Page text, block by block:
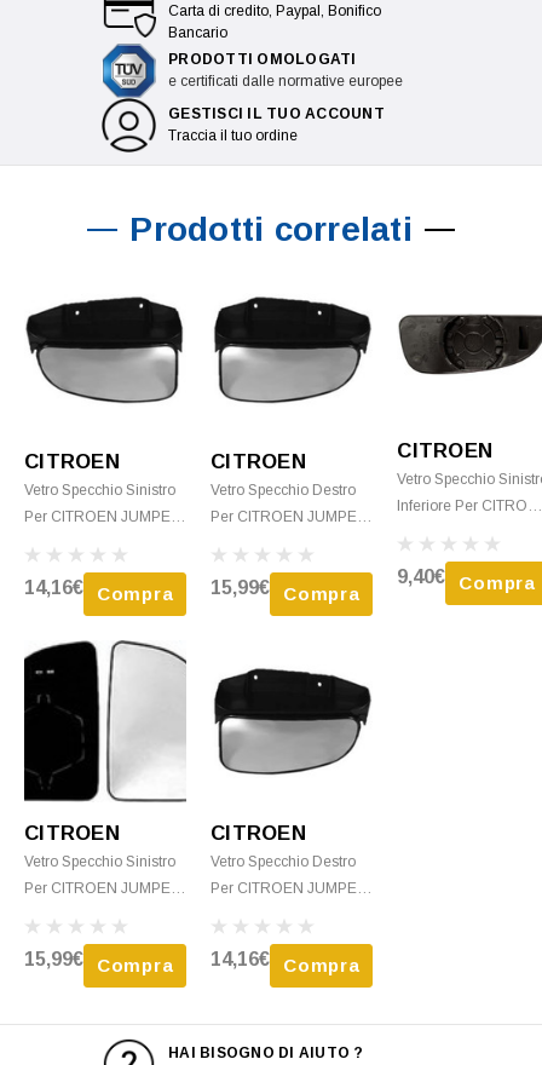
Carta di credito, Paypal, Bonifico
Bancario
PRODOTTI OMOLOGATI
e certificati dalle normative europee
GESTISCI IL TUO ACCOUNT
Traccia il tuo ordine
Prodotti correlati
CITROEN
Vetro Specchio Sinistro
Per CITROEN JUMPER
Inferiore Termico Con
Piastra Nuovo
14,16€ Compra
CITROEN
Vetro Specchio Destro
Per CITROEN JUMPER
Inferiore Con Piastra
Nuovo
15,99€ Compra
CITROEN
Vetro Specchio
Inferiore Per
2014 Con Piastra
Nuovo
9,40€ Compra
CITROEN
Vetro Specchio Sinistro
Per CITROEN JUMPER
Superiore Con Piastra
Nuovo
15,99€ Compra
CITROEN
Vetro Specchio Destro
Per CITROEN JUMPER
Termico Inferiore Con
Piastra Nuovo
14,16€ Compra
HAI BISOGNO DI AIUTO ?